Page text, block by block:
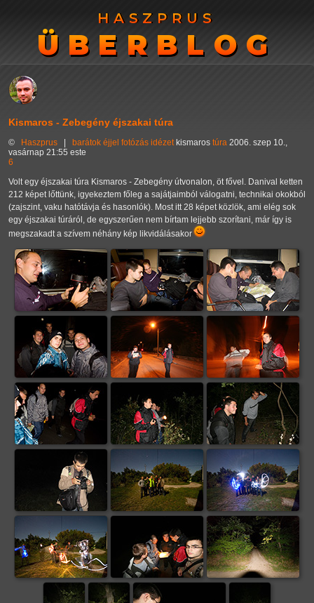
HASZPRUS
ÜBERBLOG
HASZPRUS
ÜBERBLOG
Kismaros - Zebegény éjszakai túra
© Haszprus barátok éjjel fotózás idézet kismaros túra 2006. szep 10.,
vasárnap 21:55 este
6
Volt egy éjszakai túra Kismaros - Zebegény útvonalon, öt fővel. Danival ketten
212 képet lőttünk, igyekeztem főleg a sajátjaimból válogatni, technikai okokból
(zajszint, vaku hatótávja és hasonlók). Most itt 28 képet közlök, ami elég sok
egy éjszakai túráról, de egyszerűen nem bírtam lejjebb szorítani, már így is
megszakadt a szívem néhány kép likvidálásakor